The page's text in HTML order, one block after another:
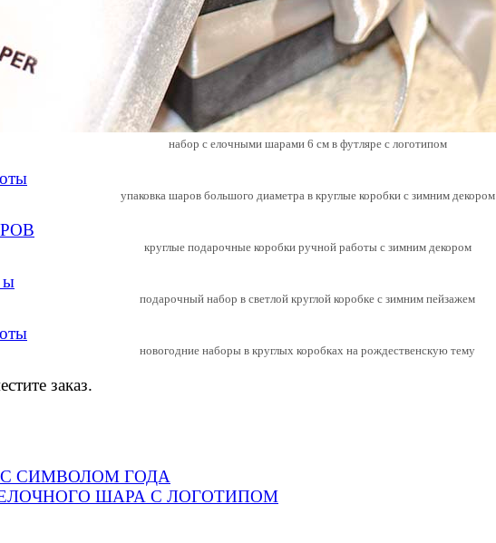
набор с елочными шарами 6 см в футляре с логотипом
упаковка шаров большого диаметра в круглые коробки с зимним декором
круглые подарочные коробки ручной работы с зимним декором
подарочный набор в светлой круглой коробке с зимним пейзажем
новогодние наборы в круглых коробках на рождественскую тему
заказ.
СИМВОЛОМ ГОДА
ШАРА С ЛОГОТИПОМ